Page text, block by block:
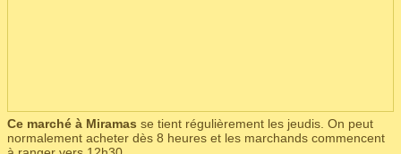
Ce marché à Miramas se tient régulièrement les jeudis. On peut
normalement acheter dès 8 heures et les marchands commencent